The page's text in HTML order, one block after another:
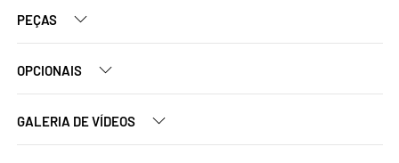
PEÇAS
OPCIONAIS
GALERIA DE VÍDEOS